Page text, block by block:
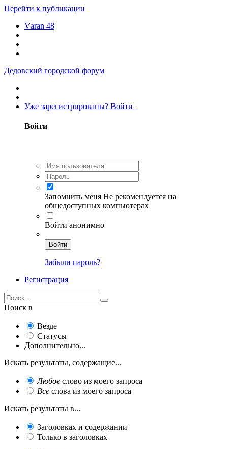
Перейти к публикации
Vаrаn 48
Дедовский городской форум
Уже зарегистрированы? Войти
Войти
Запомнить меня Не рекомендуется на
общедоступных компьютерах
Войти анонимно
Войти
Забыли пароль?
Регистрация
Поиск в
Везде
Статусы
Дополнительно...
Искать результаты, содержащие...
Любое слово из моего запроса
Все слова из моего запроса
Искать результаты в...
Заголовках и содержании
Только в заголовках